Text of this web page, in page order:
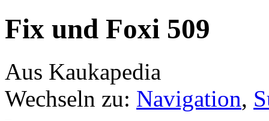
Fix und Foxi 509
Aus Kaukapedia
Wechseln zu: Navigation,